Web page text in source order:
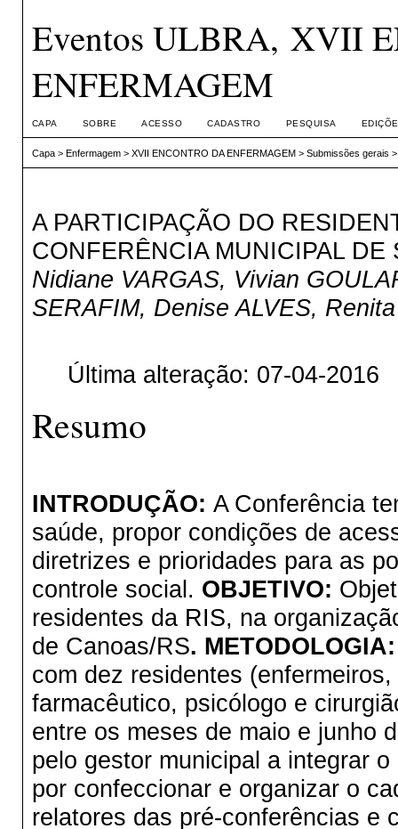
Eventos ULBRA, XVII
ENFERMAGEM
CAPA SOBRE ACESSO CADASTRO PESQUISA
Capa> Enfermagem> XVII ENCONTRO DA ENFERMAGEM> Submissões gerais
A PARTICIPAÇÃO DO
CONFERÊNCIA MUNICIPAL DE
Nidiane VARGAS, Vivian
SERAFIM, Denise ALVES,
Última alteração: 07-04-2016
Resumo
INTRODUÇÃO: A Conferência
saúde, propor condições de
diretrizes e prioridades para as
controle social. OBJETIVO:
residentes da RIS, na
de Canoas/RS.
com dez residentes
farmacêutico, psicólogo e
entre os meses de maio e junho
pelo gestor municipal a integrar
por confeccionar e organizar o
relatores das pré-conferências e